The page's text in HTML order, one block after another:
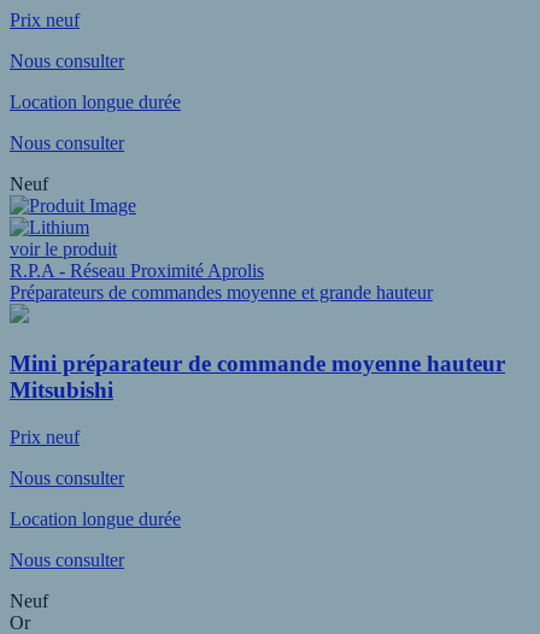
Prix neuf
Nous consulter
Location longue durée
Nous consulter
Neuf
voir le produit
R.P.A - Réseau Proximité Aprolis
Préparateurs de commandes moyenne et grande hauteur
Mini préparateur de commande moyenne hauteur
Mitsubishi
Prix neuf
Nous consulter
Location longue durée
Nous consulter
Neuf
Or